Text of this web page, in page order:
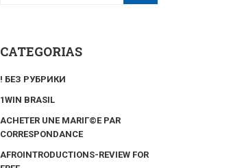
CATEGORIAS
! БЕЗ РУБРИКИ
1WIN BRASIL
ACHETER UNE MARIГ©E PAR
CORRESPONDANCE
AFROINTRODUCTIONS-REVIEW FOR